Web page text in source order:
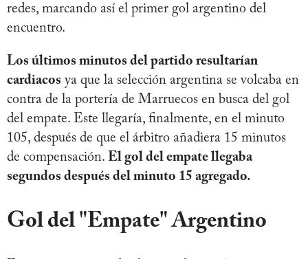
redes, marcando así el primer gol argentino del
encuentro.
Los últimos minutos del partido resultarían
cardiacos ya que la selección argentina se volcaba en
contra de la portería de Marruecos en busca del gol
del empate. Este llegaría, finalmente, en el minuto
105, después de que el árbitro añadiera 15 minutos
de compensación. El gol del empate llegaba
segundos después del minuto 15 agregado.
Gol del "Empate" Argentino